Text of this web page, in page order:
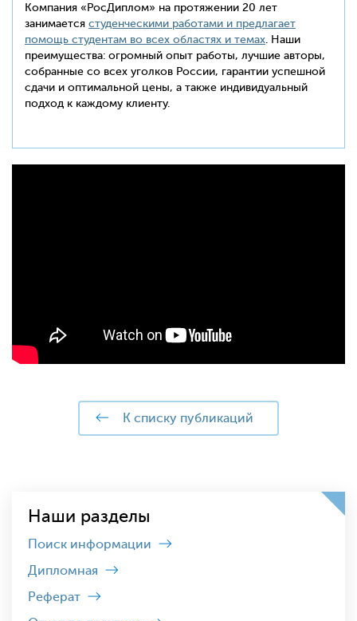
Компания «РосДиплом» на протяжении 20 лет
занимается студенческими работами и предлагает
помощь студентам во всех областях и темах . Наши
преимущества: огромный опыт работы, лучшие авторы,
собранные со всех уголков России, гарантии успешной
сдачи и оптимальной цены, а также индивидуальный
подход к каждому клиенту.
к списку публикаций
Наши разделы
Поиск информации
Дипломная
Реферат